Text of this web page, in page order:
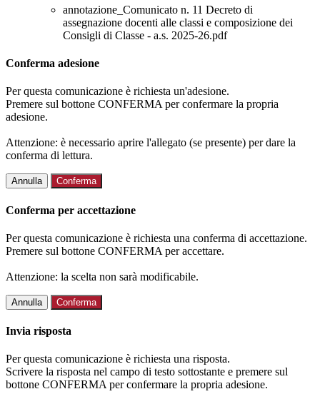
annotazione_Comunicato n. 11 Decreto di
assegnazione docenti alle classi e composizione dei
Consigli di Classe - a.s. 2025-26.pdf
Conferma adesione
Per questa comunicazione è richiesta un'adesione.
Premere sul bottone CONFERMA per confermare la propria
adesione.
Attenzione: è necessario aprire l'allegato (se presente) per dare la
conferma di lettura.
Annulla Conferma
Conferma per accettazione
Per questa comunicazione è richiesta una conferma di accettazione.
Premere sul bottone CONFERMA per accettare.
Attenzione: la scelta non sarà modificabile.
Annulla Conferma
Invia risposta
Per questa comunicazione è richiesta una risposta.
Scrivere la risposta nel campo di testo sottostante e premere sul
bottone CONFERMA per confermare la propria adesione.